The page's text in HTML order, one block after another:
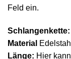
Feld ein.
Schlangenkette:
Material Edelstahl
Länge: Hier